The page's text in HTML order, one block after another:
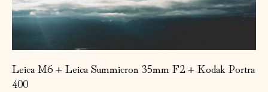
Leica M6 + Leica Summicron 35mm F2 + Kodak Portra
400